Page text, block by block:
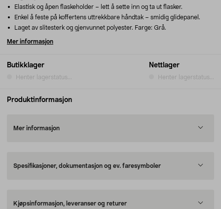
Butikklager
Henter lagerstatus...
Nettlager
Henter lagerstatus...
Elastisk og åpen flaskeholder – lett å sette inn og ta ut flasker.
Enkel å feste på koffertens uttrekkbare håndtak – smidig glidepanel.
Laget av slitesterk og gjenvunnet polyester. Farge: Grå.
Mer informasjon
Produktinformasjon
Mer informasjon
Spesifikasjoner, dokumentasjon og ev. faresymboler
Kjøpsinformasjon, leveranser og returer